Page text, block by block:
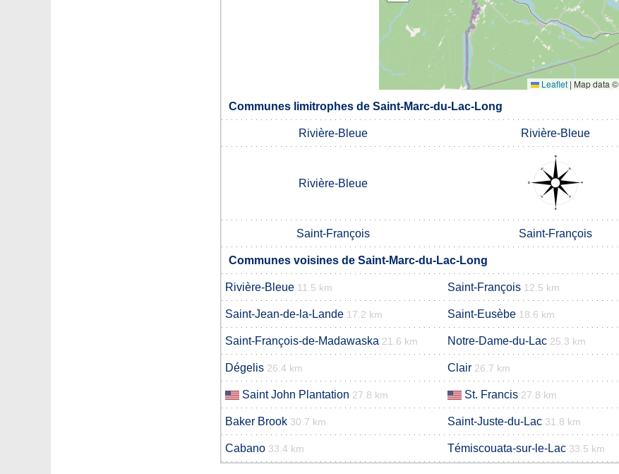
Leaflet | Map data ©
Communes limitrophes de Saint-Marc-du-Lac-Long
Rivière-Bleue Rivière-Bleue
Rivière-Bleue
Saint-François Saint-François
Communes voisines de Saint-Marc-du-Lac-Long
Rivière-Bleue 11.5 km Saint-François 12.5 km
Saint-Jean-de-la-Lande 17.2 km Saint-Eusèbe 18.6 km
Saint-François-de-Madawaska 21.6 km Notre-Dame-du-Lac 25.3 km
Dégelis 26.4 km Clair 26.7 km
Saint John Plantation 27.8 km St. Francis 27.8 km
Baker Brook 30.7 km Saint-Juste-du-Lac 31.8 km
Cabano 33.4 km Témiscouata-sur-le-Lac 33.5 km